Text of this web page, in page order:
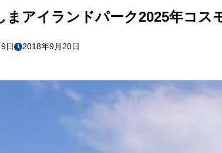
まアイランドパーク2025年コス
日 2018年9月20日